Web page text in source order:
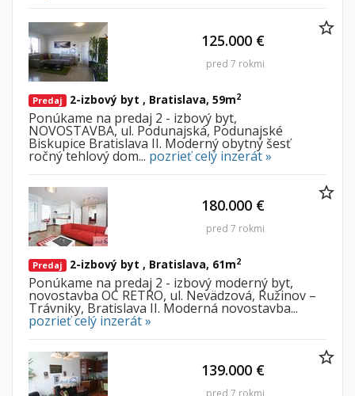
Predaj 2-izbový byt , Bratislava, 59m2
Ponúkame na predaj 2 - izbový byt,
NOVOSTAVBA, ul. Podunajská, Podunajské
Biskupice Bratislava II. Moderný obytný šesť
ročný tehlový dom... pozrieť celý inzerát »
125.000 €
pred 7 rokmi
Predaj 2-izbový byt , Bratislava, 61m2
Ponúkame na predaj 2 - izbový moderný byt,
novostavba OC RETRO, ul. Nevädzová, Ružinov –
Trávniky, Bratislava II. Moderná novostavba...
pozrieť celý inzerát »
180.000 €
pred 7 rokmi
139.000 €